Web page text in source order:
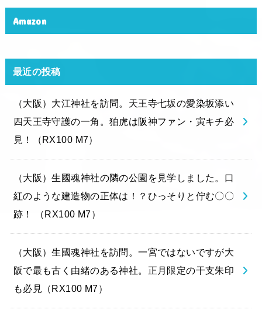
Amazon
最近の投稿
（大阪）大江神社を訪問。天王寺七坂の愛染坂添い
四天王寺守護の一角。狛虎は阪神ファン・寅キチ必
見！（RX100 M7）
（大阪）生國魂神社の隣の公園を見学しました。口
紅のような建造物の正体は！？ひっそりと佇む〇〇
跡！ （RX100 M7）
（大阪）生國魂神社を訪問。一宮ではないですが大
阪で最も古く由緒のある神社。正月限定の干支朱印
も必見（RX100 M7）